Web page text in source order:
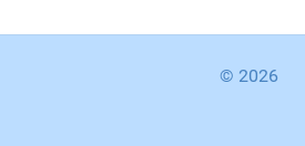
© 2026